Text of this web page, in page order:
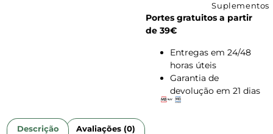
Suplementos
Portes gratuitos a partir
de 39€
Entregas em 24/48
horas úteis
Garantia de
devolução em 21 dias
Descrição Avaliações (0)